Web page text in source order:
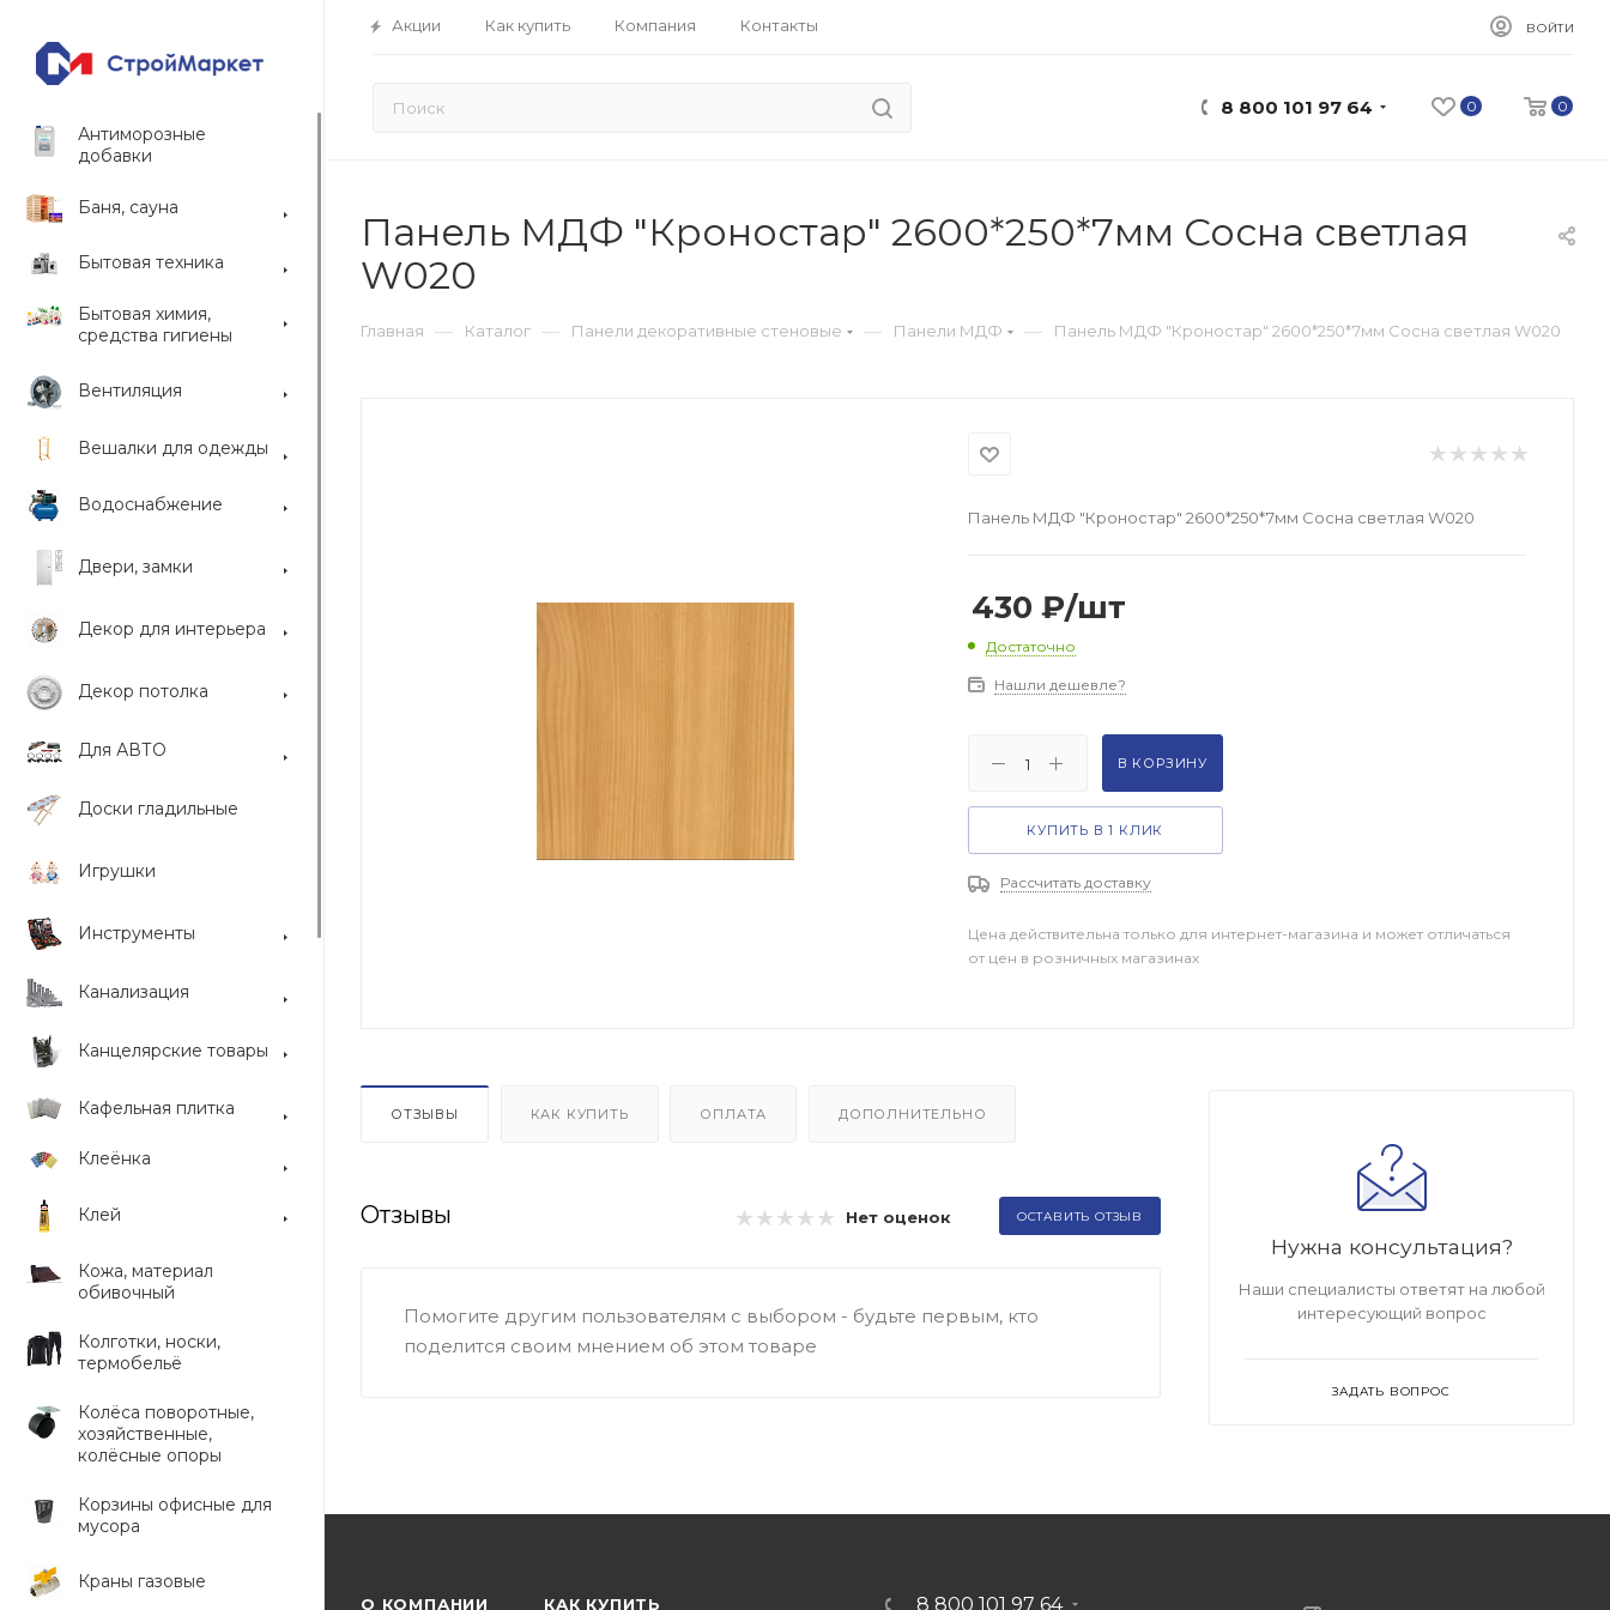
Акции Как купить Компания Контакты ВОЙТИ
0 0
8 800 101 97 64
Антиморозные
добавки
Баня, сауна
Бытовая техника
Бытовая химия,
средства гигиены
Вентиляция
Вешалки для одежды
Водоснабжение
Двери, замки
Декор для интерьера
Декор потолка
Для АВТО
Доски гладильные
Игрушки
Инструменты
Канализация
Канцелярские товары
Кафельная плитка
Клеёнка
Клей
Кожа, материал
обивочный
Колготки, носки,
термобельё
Колёса поворотные,
хозяйственные,
колёсные опоры
Корзины офисные для
мусора
Краны газовые
Панель МДФ "Кроностар" 2600*250*7мм Сосна светлая
W020
Главная — Каталог — Панели декоративные стеновые — Панели МДФ — Панель МДФ "Кроностар" 2600*250*7мм Сосна светлая W020
Панель МДФ "Кроностар" 2600*250*7мм Сосна светлая W020
430 ₽/шт
Достаточно
Нашли дешевле?
В КОРЗИНУ
КУПИТЬ В 1 КЛИК
Рассчитать доставку
Цена действительна только для интернет-магазина и может отличаться
от цен в розничных магазинах
ОТЗЫВЫ КАК КУПИТЬ ОПЛАТА ДОПОЛНИТЕЛЬНО
Отзывы Нет оценок ОСТАВИТЬ ОТЗЫВ
Помогите другим пользователям с выбором - будьте первым, кто
поделится своим мнением об этом товаре
Нужна консультация?
Наши специалисты ответят на любой
интересующий вопрос
ЗАДАТЬ ВОПРОС
О КОМПАНИИ КАК КУПИТЬ 8 800 101 97 64